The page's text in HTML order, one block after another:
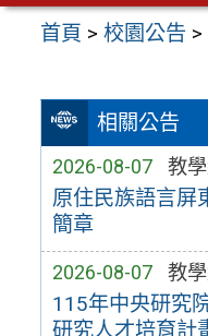
首頁 >校園公告 >
相關公告
2026-08-07 教
原住民族語言屏
簡章
2026-08-07 教
115年中央研究
研究人才培育計